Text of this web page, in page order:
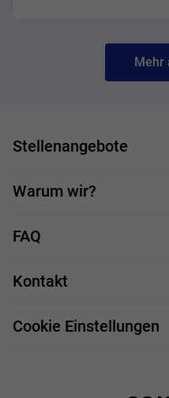
Mehr
Stellenangebote
Bewerbungsformular
Warum wir?
Stellenprofile
Bewerbungsprozess
FAQ
Kontakt
Impressum
Cookie Einstellungen